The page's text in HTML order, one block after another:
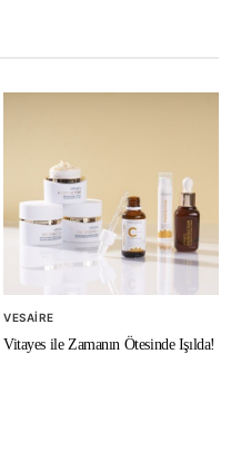
VESAIRE
Vitayes ile Zamanın Ötesinde Işılda!